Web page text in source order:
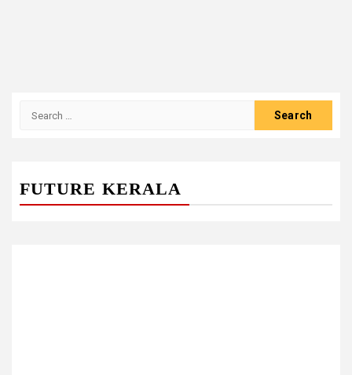
FUTURE KERALA